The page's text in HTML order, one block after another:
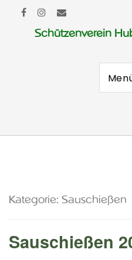
Schützenverein
Kategorie: Sauschießen
Sauschießen